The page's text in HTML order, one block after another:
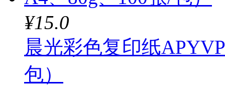
¥15.0
晨光彩色复印纸
包）